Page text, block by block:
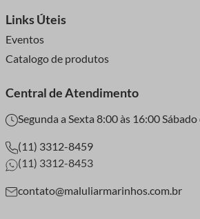
Links Úteis
Eventos
Catalogo de produtos
Central de Atendimento
Segunda a Sexta 8:00 às 16:00
(11) 3312-8459
(11) 3312-8453
contato@maluliarmarinhos.com.br